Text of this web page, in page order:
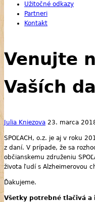
Užitočné odkazy
Partneri
Kontakt
Venujte
Vaších
Julia Kniezova 23. marca
SPOĽACH, o.z. je aj v roku
z daní. V prípade, že sa
občianskemu združeniu
života ľudí s Alzheimerovou
Ďakujeme.
Všetky potrebné tlačivá a